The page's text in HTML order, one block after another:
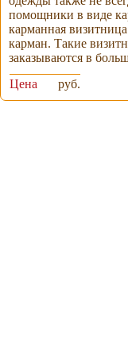
помощники в виде
карманная
карман. Такие
заказываются в
Цена
руб.